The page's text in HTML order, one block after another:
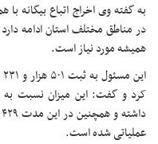
به گفته وی اخراج اتباع بیگانه
در مناطق مختلف استان ادامه
همیشه مورد نیاز است.
عملیاتی شده است.